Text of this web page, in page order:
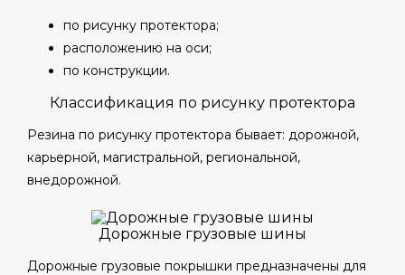
по рисунку протектора;
расположению на оси;
по конструкции.
Классификация по рисунку протектора
Резина по рисунку протектора бывает: дорожной,
карьерной, магистральной, региональной,
внедорожной.
Дорожные грузовые шины
Дорожные грузовые покрышки предназначены для